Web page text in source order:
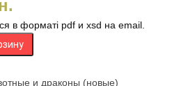
в форматі pdf и xsd на email.
и драконы (новые)